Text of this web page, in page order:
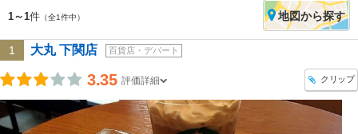
1～1件 （全1件中） 地図から探す
1 大丸 下関店 百貨店・デパート
3.35 評価詳細 クリップ